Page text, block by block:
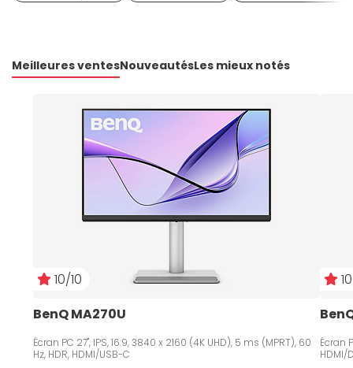
Meilleures ventesNouveautésLes mieux notés
10/10
BenQ MA270U
Écran PC 27", IPS, 16:9, 3840 x 2160 (4K UHD), 5 ms (MPRT), 60
Hz, HDR, HDMI/USB-C
Écran
HDMI/